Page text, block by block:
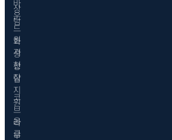
바
운
드
화
상
상
담
코
브
라
우
상
담
원
격
현
장
지
원
응
급